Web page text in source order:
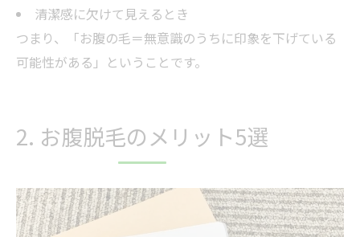
清潔感に欠けて見えるとき
つまり、「お腹の毛＝無意識のうちに印象を下げている
可能性がある」ということです。
2. お腹脱毛のメリット5選